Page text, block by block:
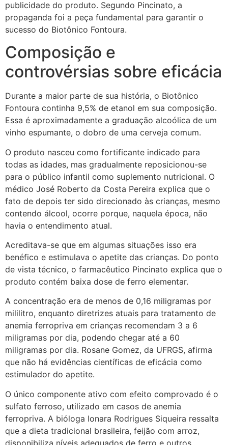
publicidade do produto. Segundo Pincinato, a
propaganda foi a peça fundamental para garantir o
sucesso do Biotônico Fontoura.
Composição e
controvérsias sobre eficácia
Durante a maior parte de sua história, o Biotônico
Fontoura continha 9,5% de etanol em sua composição.
Essa é aproximadamente a graduação alcoólica de um
vinho espumante, o dobro de uma cerveja comum.
O produto nasceu como fortificante indicado para
todas as idades, mas gradualmente reposicionou-se
para o público infantil como suplemento nutricional. O
médico José Roberto da Costa Pereira explica que o
fato de depois ter sido direcionado às crianças, mesmo
contendo álcool, ocorre porque, naquela época, não
havia o entendimento atual.
Acreditava-se que em algumas situações isso era
benéfico e estimulava o apetite das crianças. Do ponto
de vista técnico, o farmacêutico Pincinato explica que o
produto contém baixa dose de ferro elementar.
A concentração era de menos de 0,16 miligramas por
mililitro, enquanto diretrizes atuais para tratamento de
anemia ferropriva em crianças recomendam 3 a 6
miligramas por dia, podendo chegar até a 60
miligramas por dia. Rosane Gomez, da UFRGS, afirma
que não há evidências científicas de eficácia como
estimulador do apetite.
O único componente ativo com efeito comprovado é o
sulfato ferroso, utilizado em casos de anemia
ferropriva. A bióloga Ionara Rodrigues Siqueira ressalta
que a dieta tradicional brasileira, feijão com arroz,
disponibiliza níveis adequados de ferro e outros